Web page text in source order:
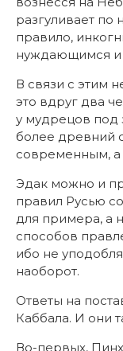
разгуливает по
правило,
нуждающимся и
В связи с этим
это вдруг два
у мудрецов под
более древний
современным, а
Эдак можно и
правил Русью
для примера, а
способов
ибо не
наоборот.
Ответы на
Каббала. И они
Во-первых,